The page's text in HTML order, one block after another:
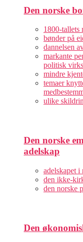
Den norske
1800-tallets
bønder på
dannelsen
markante
politisk
mindre
temaer
ulike
Den norske
adelskap
adelskapet i
den ikke-
den norske
Den